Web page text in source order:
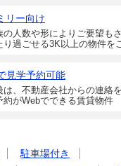
リー向け
の人数や形によりご要望もさ
り過ごせる3K以上の物件を
見学予約可能
は、不動産会社からの連絡
約がWebでできる賃貸物件
駐車場付き